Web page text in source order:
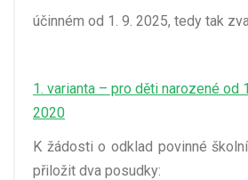
účinném od 1. 9. 2025, tedy tak
1. varianta – pro děti narozené od
2020
K žádosti o odklad povinné
přiložit dva posudky: